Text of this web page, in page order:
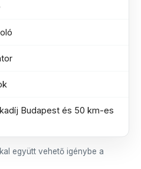
Budapest és 50 km-es
együtt vehető igénybe a